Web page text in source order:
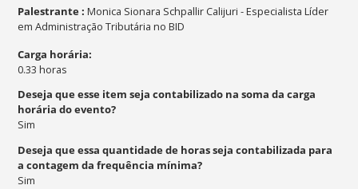
Palestrante: Monica Sionara Schpallir Calijuri-Especialista Líder
em Administração Tributária no BID
Carga horária:
0.33horas
Deseja que esse item seja contabilizado na soma da carga
horária do evento?
Sim
Deseja que essa quantidade de horas seja contabilizada para
a contagem da frequência mínima?
Sim